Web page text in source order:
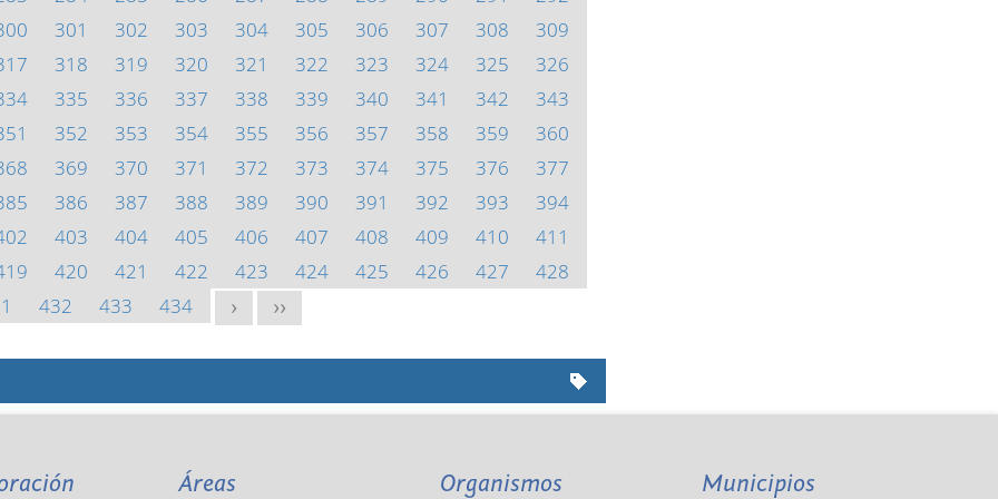
301 302 303 304 305 306 307 308
309
318 319 320 321 322 323 324 325
326
335 336 337 338 339 340 341 342
343
352 353 354 355 356 357 358 359
360
369 370 371 372 373 374 375 376
377
386 387 388 389 390 391 392 393
394
403 404 405 406 407 408 409 410
411
420 421 422 423 424 425 426 427
428
432 433 434 > >>
Áreas Organismos Municipios